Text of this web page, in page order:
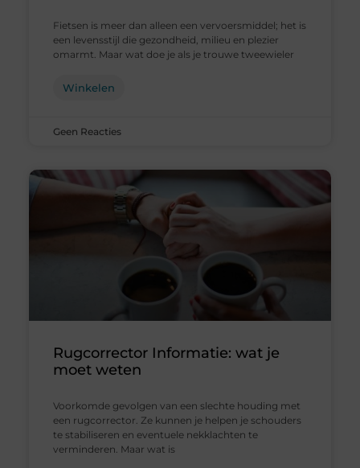
Fietsen is meer dan alleen een vervoersmiddel; het is
een levensstijl die gezondheid, milieu en plezier
omarmt. Maar wat doe je als je trouwe tweewieler
Winkelen
Geen Reacties
Rugcorrector Informatie: wat je
moet weten
Voorkomde gevolgen van een slechte houding met
een rugcorrector. Ze kunnen je helpen je schouders
te stabiliseren en eventuele nekklachten te
verminderen. Maar wat is